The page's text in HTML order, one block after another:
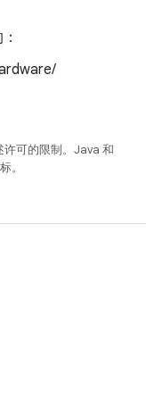
许可的限制。Java 和
。